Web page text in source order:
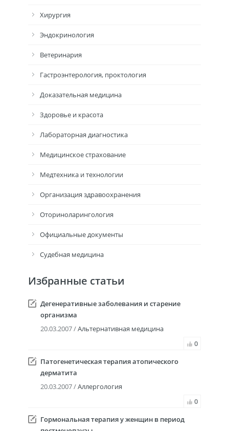
Хирургия
Эндокринология
Ветеринария
Гастроэнтерология, проктология
Доказательная медицина
Здоровье и красота
Лабораторная диагностика
Медицинское страхование
Медтехника и технологии
Организация здравоохранения
Оториноларингология
Официальные документы
Судебная медицина
Избранные статьи
Дегенеративные заболевания и старение
организма
20.03.2007 /Альтернативная медицина
0
Патогенетическая терапия атопического
дерматита
20.03.2007 /Аллергология
0
Гормональная терапия у женщин в период